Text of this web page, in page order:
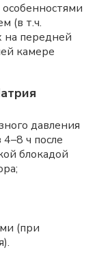
(в т.ч.
передней
камере
давления
ч после
блокадой
(при